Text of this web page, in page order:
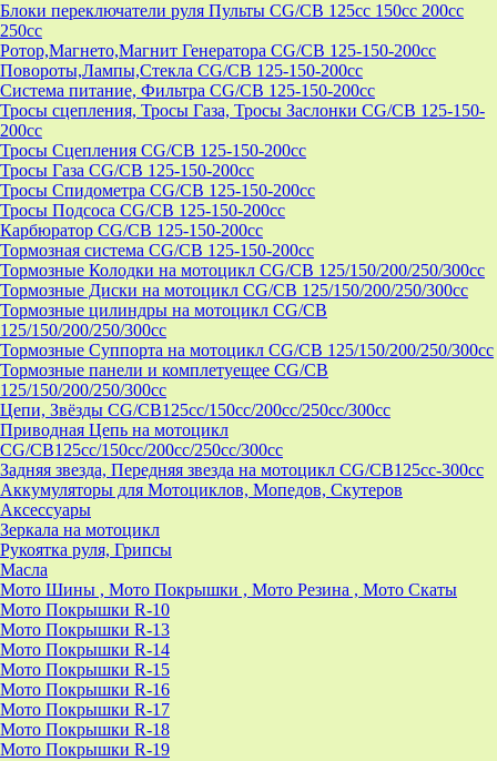
Блоки переключатели руля Пульты CG/CB 125cc 150cc 200cc
250cc
Ротор,Магнето,Магнит Генератора CG/CB 125-150-200cc
Повороты,Лампы,Стекла CG/CB 125-150-200cc
Система питание, Фильтра CG/CB 125-150-200cc
Тросы сцепления, Тросы Газа, Тросы Заслонки CG/CB 125-150-
200cc
Тросы Сцепления CG/CB 125-150-200cc
Тросы Газа CG/CB 125-150-200cc
Тросы Спидометра CG/CB 125-150-200cc
Тросы Подсоса CG/CB 125-150-200cc
Карбюратор CG/CB 125-150-200cc
Тормозная система CG/CB 125-150-200cc
Тормозные Колодки на мотоцикл CG/CB 125/150/200/250/300cc
Тормозные Диски на мотоцикл CG/CB 125/150/200/250/300cc
Тормозные цилиндры на мотоцикл CG/CB
125/150/200/250/300cc
Тормозные Суппорта на мотоцикл CG/CB 125/150/200/250/300cc
Тормозные панели и комплетуещее CG/CB
125/150/200/250/300cc
Цепи, Звёзды CG/CB125cc/150cc/200cc/250cc/300cc
Приводная Цепь на мотоцикл
CG/CB125cc/150cc/200cc/250cc/300cc
Задняя звезда, Передняя звезда на мотоцикл CG/CB125cc-300сс
Аккумуляторы для Мотоциклов, Мопедов, Скутеров
Аксессуары
Зеркала на мотоцикл
Рукоятка руля, Грипсы
Масла
Мото Шины , Мото Покрышки , Мото Резина , Мото Скаты
Мото Покрышки R-10
Мото Покрышки R-13
Мото Покрышки R-14
Мото Покрышки R-15
Мото Покрышки R-16
Мото Покрышки R-17
Мото Покрышки R-18
Мото Покрышки R-19